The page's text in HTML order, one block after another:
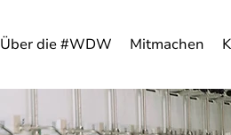
Über die #WDW Mitmachen